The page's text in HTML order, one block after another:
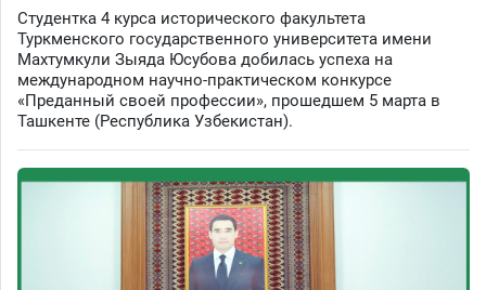
Студентка 4 курса исторического факультета
Туркменского государственного университета имени
Махтумкули Зыяда Юсубова добилась успеха на
международном научно-практическом конкурсе
«Преданный своей профессии», прошедшем 5 марта в
Ташкенте (Республика Узбекистан).